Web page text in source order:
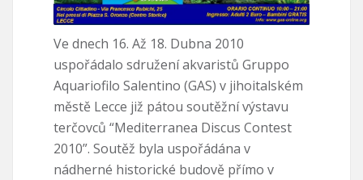
Ve dnech 16. Až 18. Dubna 2010
uspořádalo sdružení akvaristů Gruppo
Aquariofilo Salentino (GAS) v jihoitalském
městě Lecce již pátou soutěžní výstavu
terčovců “Mediterranea Discus Contest
2010”. Soutěž byla uspořádána v
nádherné historické budově přímo v